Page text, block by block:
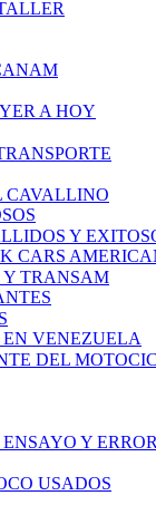
A HOY
Y
CARS
TRANSAM
VENEZUELA
DEL
Y
USADOS